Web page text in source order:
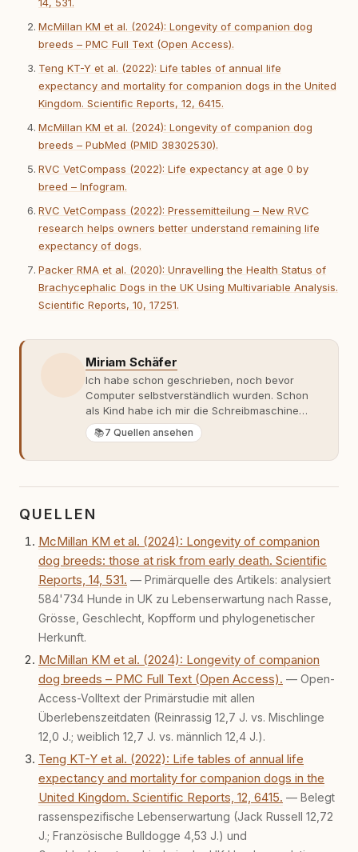
McMillan KM et al. (2024): Longevity of companion dog
breeds – PMC Full Text (Open Access).
Teng KT-Y et al. (2022): Life tables of annual life
expectancy and mortality for companion dogs in the United
Kingdom. Scientific Reports, 12, 6415.
McMillan KM et al. (2024): Longevity of companion dog
breeds – PubMed (PMID 38302530).
RVC VetCompass (2022): Life expectancy at age 0 by
breed – Infogram.
RVC VetCompass (2022): Pressemitteilung – New RVC
research helps owners better understand remaining life
expectancy of dogs.
Packer RMA et al. (2020): Unravelling the Health Status of
Brachycephalic Dogs in the UK Using Multivariable Analysis.
Scientific Reports, 10, 17251.
Miriam Schäfer
Ich habe schon geschrieben, noch bevor
Computer selbstverständlich wurden. Schon
als Kind habe ich mir die Schreibmaschine
meiner Eltern geschnappt und drauflos
getippt: Geschichten, Beobachtungen,
Zeit war ich eher skeptisch, geprägt von
es mich überrascht, als ich - dank Roger -
bewusst gute Hundehaltung funktionieren
kann. Dieser Perspektivwechsel begleitet
meine Arbeit bis heute. Bei rundum.dog bin ich
als Content Managerin an vielen Stellen
beteiligt, an denen aus Ideen fertige Beiträge
werden. Ich recherchiere Themen, plane
redaktionell, veröffentliche Texte und betreue
die Social-Media-Kanäle. Mein Blick richtet
sich dabei immer auf das grosse Ganze:
Welche Themen sind relevant? Welche
Fragen stehen dahinter? Und wie lassen sich
Inhalte so aufbereiten, dass sie verständlich,
fundiert und für unsere Leser wirklich
hilfreich sind? Ich glaube, dass Emotionen
allein nicht ausreichen. Gute Entscheidungen
entstehen dort, wo Information,
Selbstreflexion und Bereitschaft zum
Hinterfragen zusammenkommen. Mit meinen
Texten möchte ich genau dazu beitragen.
📚7 Quellen ansehen
QUELLEN
McMillan KM et al. (2024): Longevity of companion
dog breeds: those at risk from early death. Scientific
Reports, 14, 531. — Primärquelle des Artikels: analysiert
584'734 Hunde in UK zu Lebenserwartung nach Rasse,
Grösse, Geschlecht, Kopfform und phylogenetischer
Herkunft.
McMillan KM et al. (2024): Longevity of companion
dog breeds – PMC Full Text (Open Access). — Open-
Access-Volltext der Primärstudie mit allen
Überlebenszeitdaten (Reinrassig 12,7 J. vs. Mischlinge
12,0 J.; weiblich 12,7 J. vs. männlich 12,4 J.).
Teng KT-Y et al. (2022): Life tables of annual life
expectancy and mortality for companion dogs in the
United Kingdom. Scientific Reports, 12, 6415. — Belegt
rassenspezifische Lebenserwartung (Jack Russell 12,72
J.; Französische Bulldogge 4,53 J.) und